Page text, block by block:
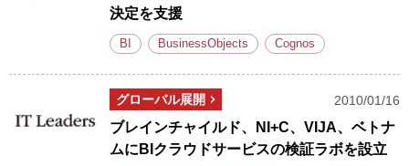
決定を支援
BI BusinessObjects Cognos
グローバル展開 2010/01/16
ブレインチャイルド、NI+C、VIJA、ベトナ
ムにBIクラウドサービスの検証ラボを設立